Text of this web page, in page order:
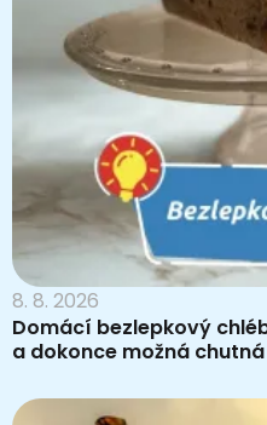
8. 8. 2026
Domácí bezlepkový
a dokonce možná